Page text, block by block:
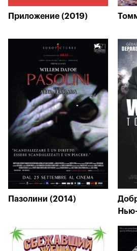
Приложение (2019)
Пазолини (2014)